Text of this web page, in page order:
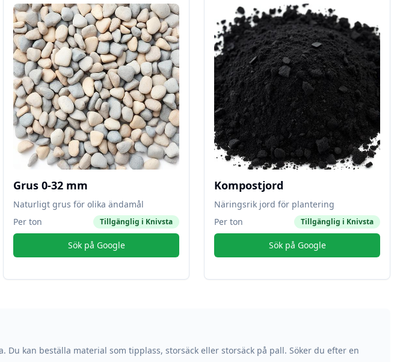
Grus 0-32 mm
Naturligt grus för olika ändamål
Per ton
Tillgänglig i Knivsta
Sök på Google
Kompostjord
Näringsrik jord för plantering
Per ton
Tillgänglig i Knivsta
Sök på Google
. Du kan beställa material som tipplass, storsäck eller storsäck på pall. Söker du efter en